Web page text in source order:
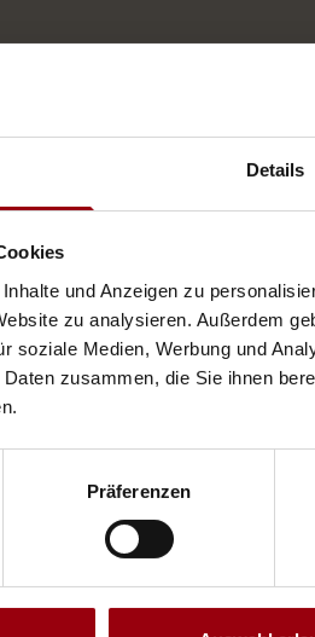
Details
und Anzeigen zu
zu analysieren. Außerdem
soziale Medien, Werbung und
zusammen, die Sie ihnen
Präferenzen